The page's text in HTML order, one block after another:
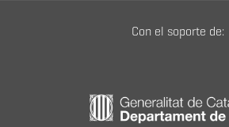
Con el soporte de: